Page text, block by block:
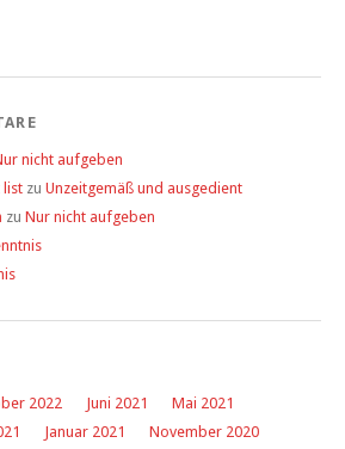
nicht aufgeben
list zu Unzeitgemäß und ausgedient
zu Nur nicht aufgeben
2022 Juni 2021
Mai 2021
Januar 2021
November 2020